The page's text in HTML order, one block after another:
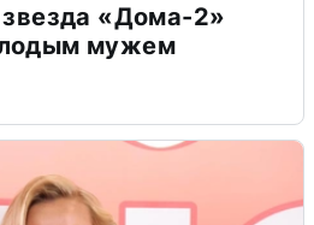
«Дома-2»
мужем